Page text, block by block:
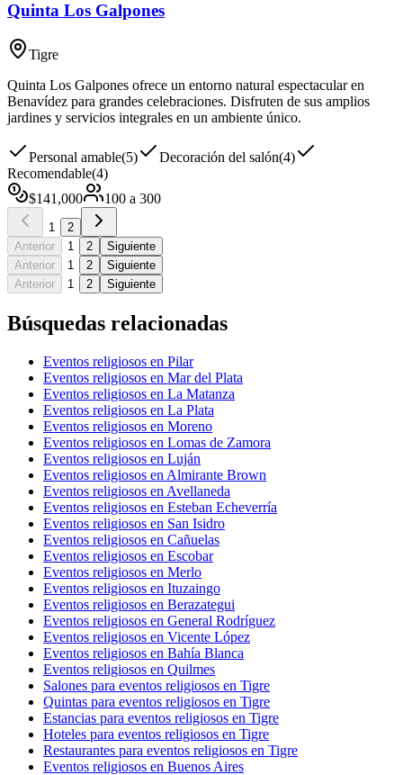
Quinta Los Galpones
Tigre
Quinta Los Galpones ofrece un entorno natural espectacular en
Benavídez para grandes celebraciones. Disfruten de sus amplios
jardines y servicios integrales en un ambiente único.
Personal amable(5) Decoración del salón(4)
Recomendable(4)
$141,000 100 a 300
1
2
Anterior
1 2
Siguiente
Anterior
1 2
Siguiente
Anterior
1 2 Siguiente
Búsquedas relacionadas
Eventos religiosos en Pilar
Eventos religiosos en Mar del Plata
Eventos religiosos en La Matanza
Eventos religiosos en La Plata
Eventos religiosos en Moreno
Eventos religiosos en Lomas de Zamora
Eventos religiosos en Luján
Eventos religiosos en Almirante Brown
Eventos religiosos en Avellaneda
Eventos religiosos en Esteban Echeverría
Eventos religiosos en San Isidro
Eventos religiosos en Cañuelas
Eventos religiosos en Escobar
Eventos religiosos en Merlo
Eventos religiosos en Ituzaingo
Eventos religiosos en Berazategui
Eventos religiosos en General Rodríguez
Eventos religiosos en Vicente López
Eventos religiosos en Bahía Blanca
Eventos religiosos en Quilmes
Salones para eventos religiosos en Tigre
Quintas para eventos religiosos en Tigre
Estancias para eventos religiosos en Tigre
Hoteles para eventos religiosos en Tigre
Restaurantes para eventos religiosos en Tigre
Eventos religiosos en Buenos Aires